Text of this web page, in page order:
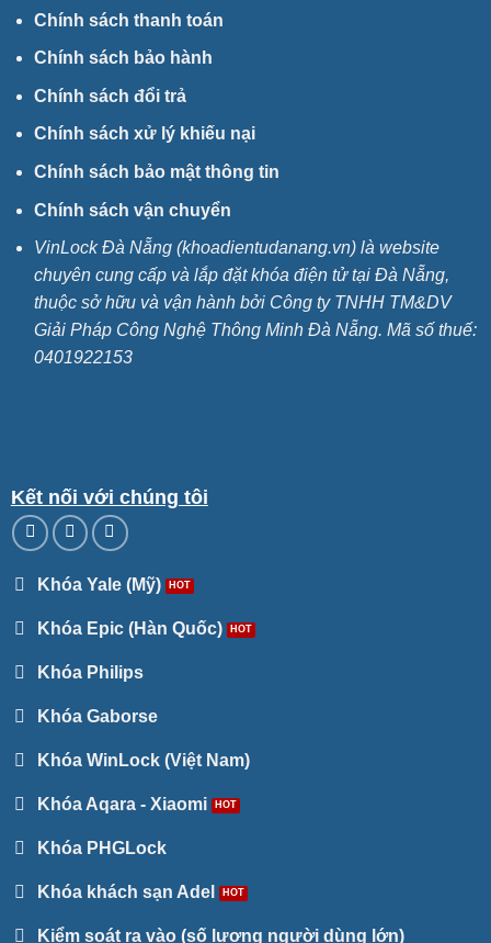
Chính sách thanh toán
Chính sách bảo hành
Chính sách đổi trả
Chính sách xử lý khiếu nại
Chính sách bảo mật thông tin
Chính sách vận chuyển
VinLock Đà Nẵng (khoadientudanang.vn) là website
chuyên cung cấp và lắp đặt khóa điện tử tại Đà Nẵng,
thuộc sở hữu và vận hành bởi Công ty TNHH TM&DV
Giải Pháp Công Nghệ Thông Minh Đà Nẵng. Mã số thuế:
0401922153
Kết nối với chúng tôi
Khóa Yale (Mỹ)
Khóa Epic (Hàn Quốc)
Khóa Philips
Khóa Gaborse
Khóa WinLock (Việt Nam)
Khóa Aqara - Xiaomi
Khóa PHGLock
Khóa khách sạn Adel
Kiểm soát ra vào (số lượng người dùng lớn)